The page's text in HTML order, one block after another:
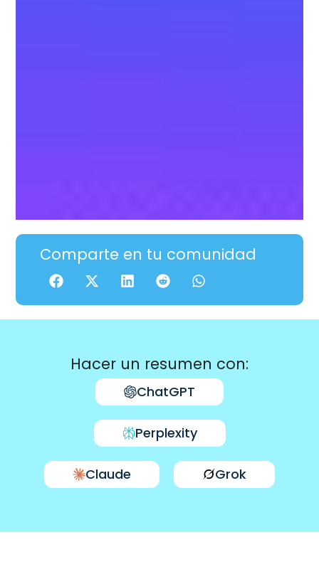
Comparte en tu comunidad
Hacer un resumen con:
ChatGPT
Perplexity
Claude Grok